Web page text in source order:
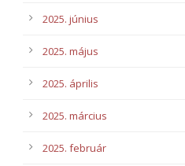
2025. június
2025. május
2025. április
2025. március
2025. február